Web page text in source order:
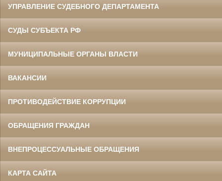
УПРАВЛЕНИЕ СУДЕБНОГО ДЕПАРТАМЕНТА
СУДЫ СУБЪЕКТА РФ
МУНИЦИПАЛЬНЫЕ ОРГАНЫ ВЛАСТИ
ВАКАНСИИ
ПРОТИВОДЕЙСТВИЕ КОРРУПЦИИ
ОБРАЩЕНИЯ ГРАЖДАН
ВНЕПРОЦЕССУАЛЬНЫЕ ОБРАЩЕНИЯ
КАРТА САЙТА